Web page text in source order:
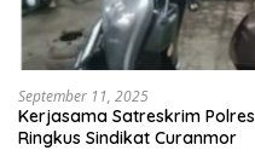
September 11, 2025
Kerjasama Satreskrim
Ringkus Sindikat Curanmor